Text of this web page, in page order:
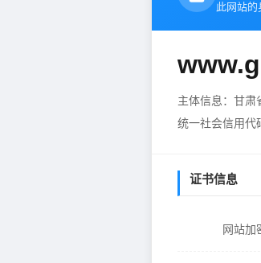
此网站的
主体信息：甘肃
统一社会信用代
证书信息
网站加